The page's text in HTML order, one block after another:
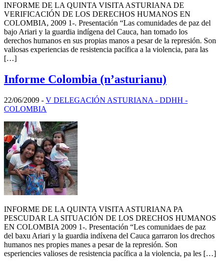
INFORME DE LA QUINTA VISITA ASTURIANA DE
VERIFICACIÓN DE LOS DERECHOS HUMANOS EN
COLOMBIA, 2009 1-. Presentación “Las comunidades de paz del
bajo Ariari y la guardia indígena del Cauca, han tomado los
derechos humanos en sus propias manos a pesar de la represión. Son
valiosas experiencias de resistencia pacífica a la violencia, para las
[…]
Informe Colombia (n’asturianu)
22/06/2009 - V DELEGACIÓN ASTURIANA - DDHH -
COLOMBIA
INFORME DE LA QUINTA VISITA ASTURIANA PA
PESCUDAR LA SITUACIÓN DE LOS DRECHOS HUMANOS
EN COLOMBIA 2009 1-. Presentación “Les comunidaes de paz
del baxu Ariari y la guardia indíxena del Cauca garraron los drechos
humanos nes propies manes a pesar de la represión. Son
esperiencies valioses de resistencia pacífica a la violencia, pa les […]